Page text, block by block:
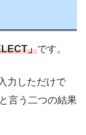
」です。
力しただけで
と言う二つの結果